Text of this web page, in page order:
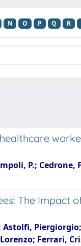
N O P Q R
P.; Cedrone,
The Impact
Ferrari,